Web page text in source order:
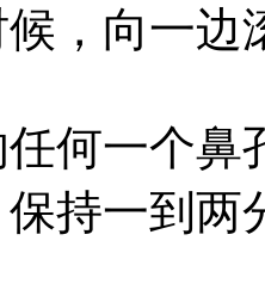
，向一边
一个鼻
持一到两